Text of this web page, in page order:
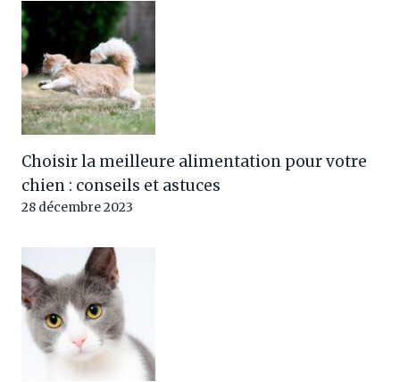
Choisir la meilleure alimentation pour votre
chien : conseils et astuces
28 décembre 2023